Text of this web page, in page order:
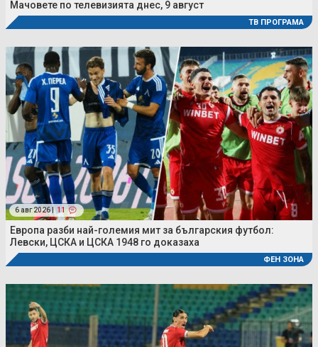
Мачовете по телевизията днес, 9 август
ТВ ПРОГРАМА
6 авг 2026 | 11
Европа разби най-големия мит за българския футбол:
Левски, ЦСКА и ЦСКА 1948 го доказаха
ФЕН ЗОНА